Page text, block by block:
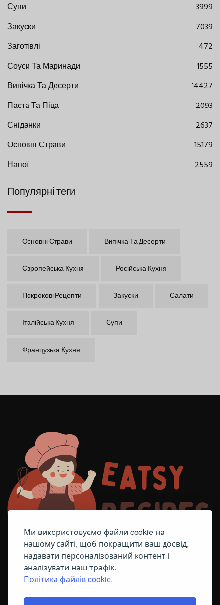
Ми використовуємо файли cookie на
нашому сайті, щоб покращити ваш досвід,
надавати персоналізований контент і
аналізувати наш трафік.
Політика файлів cookie.
Супи
3999
Закуски
7039
Заготівлі
472
Соуси Та Маринади
1555
Випічка Та Десерти
14427
Паста Та Піца
2093
Сніданки
2637
Основні Страви
15179
Напої
2559
Популярні теги
Основні Страви Випічка Та Десерти
Європейська Кухня Російська Кухня
Покрокові Рецепти Закуски Салати
Італійська Кухня Супи
Французька Кухня